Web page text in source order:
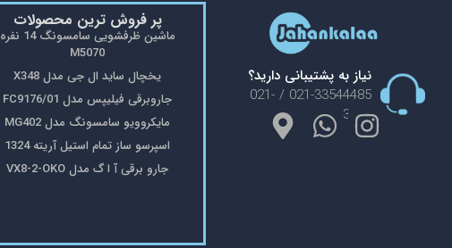
نیاز به پشتیبانی دارید؟
021-33544485 / 021-
33553908
پر فروش ترین محصولات
ماشین ظرفشویی سامسونگ 14 نفره
M5070
یخچال ساید ال جی مدل X348
جاروبرقی فیلیپس مدل FC9176/01
مایکروویو سامسونگ مدل MG402
اسپرسو ساز تمام استیل آریته 1324
جارو برقی آ ا گ مدل VX8-2-OKO